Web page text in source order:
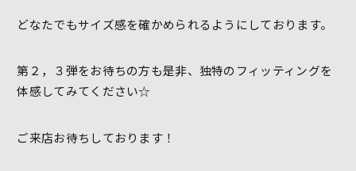
どなたでもサイズ感を確かめられるようにしております。
第２，３弾をお待ちの方も是非、独特のフィッティングを
体感してみてください☆
ご来店お待ちしております！